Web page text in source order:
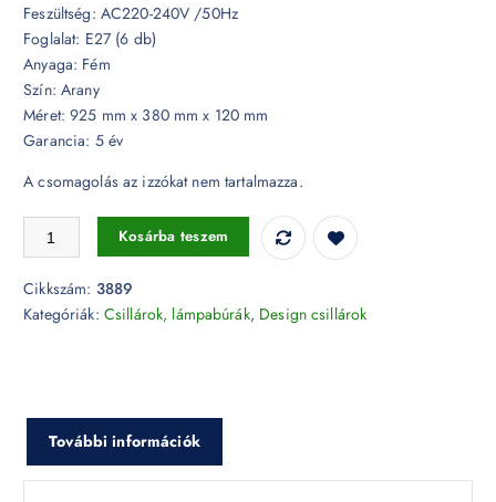
Feszültség: AC220-240V /50Hz
Foglalat: E27 (6 db)
Anyaga: Fém
Szín: Arany
Méret: 925 mm x 380 mm x 120 mm
Garancia: 5 év
A csomagolás az izzókat nem tartalmazza.
Design csillár, modern arany színű - 3889 mennyiség
Kosárba teszem
Cikkszám: 3889
Kategóriák: Csillárok, lámpabúrák, Design csillárok
További információk